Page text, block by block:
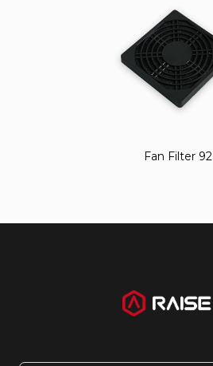
Fan Filter 92